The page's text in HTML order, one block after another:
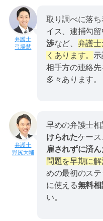
弓場慧
取り調べに落
イス、逮捕勾
渉など、 弁護
くあります。
相手方の連絡
多々あります。
野尻大輔
早めの弁護士
けられたケー
雇されずに済ん
問題を早期に
めの最初のス
に使える無料相
い。